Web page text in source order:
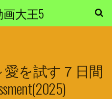
大王5
を試す７日間